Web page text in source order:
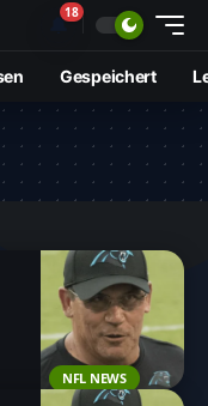
🔔18
Gespeichert
NFL NEWS